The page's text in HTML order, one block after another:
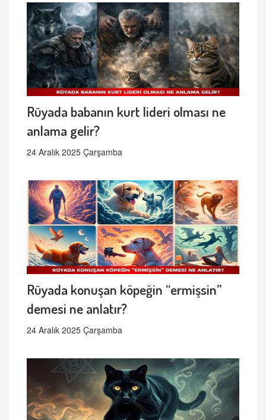
Rüyada babanın kurt lideri olması ne
anlama gelir?
24 Aralık 2025 Çarşamba
Rüyada konuşan köpeğin “ermişsin”
demesi ne anlatır?
24 Aralık 2025 Çarşamba